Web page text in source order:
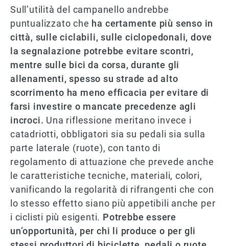
Sull’utilità del campanello andrebbe
puntualizzato che ha certamente più senso in
città, sulle ciclabili, sulle ciclopedonali, dove
la segnalazione potrebbe evitare scontri,
mentre sulle bici da corsa, durante gli
allenamenti, spesso su strade ad alto
scorrimento ha meno efficacia per evitare di
farsi investire o mancate precedenze agli
incroci. Una riflessione meritano invece i
catadriotti, obbligatori sia su pedali sia sulla
parte laterale (ruote), con tanto di
regolamento di attuazione che prevede anche
le caratteristiche tecniche, materiali, colori,
vanificando la regolarità di rifrangenti che con
lo stesso effetto siano più appetibili anche per
i ciclisti più esigenti. Potrebbe essere
un’opportunità, per chi li produce o per gli